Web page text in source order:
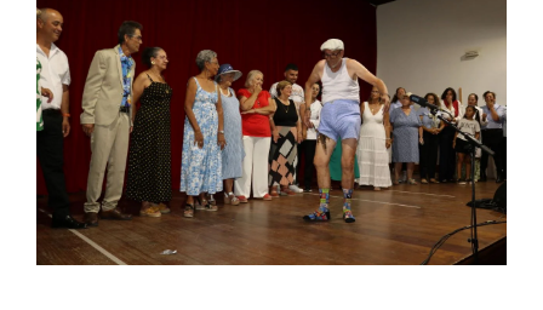
CONTACTO